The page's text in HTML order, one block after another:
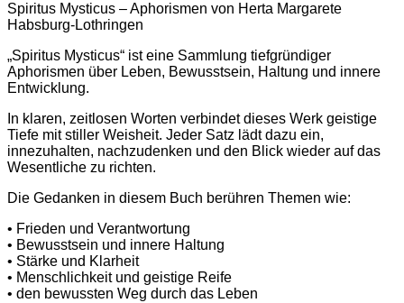
Spiritus Mysticus – Aphorismen von Herta Margarete
Habsburg-Lothringen
„Spiritus Mysticus“ ist eine Sammlung tiefgründiger
Aphorismen über Leben, Bewusstsein, Haltung und innere
Entwicklung.
In klaren, zeitlosen Worten verbindet dieses Werk geistige
Tiefe mit stiller Weisheit. Jeder Satz lädt dazu ein,
innezuhalten, nachzudenken und den Blick wieder auf das
Wesentliche zu richten.
Die Gedanken in diesem Buch berühren Themen wie:
• Frieden und Verantwortung
• Bewusstsein und innere Haltung
• Stärke und Klarheit
• Menschlichkeit und geistige Reife
• den bewussten Weg durch das Leben